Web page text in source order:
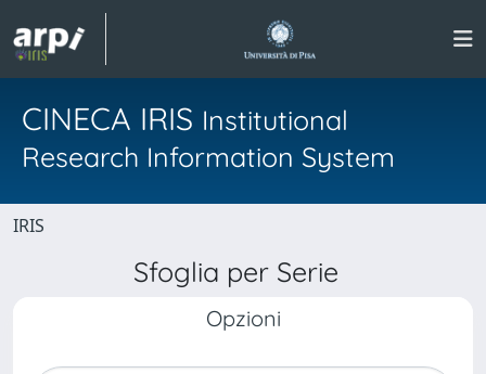
CINECA IRIS Institutional
Research Information System
IRIS
Sfoglia per Serie
Opzioni